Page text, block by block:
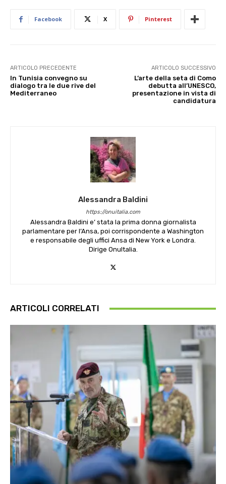
Facebook X Pinterest
ARTICOLO PRECEDENTE
In Tunisia convegno su
dialogo tra le due rive del
Mediterraneo
ARTICOLO SUCCESSIVO
L’arte della seta di Como
debutta all’UNESCO,
presentazione in vista di
candidatura
Alessandra Baldini
https://onuitalia.com
Alessandra Baldini e’ stata la prima donna giornalista
parlamentare per l’Ansa, poi corrispondente a Washington
e responsabile degli uffici Ansa di New York e Londra.
Dirige OnuItalia.
ARTICOLI CORRELATI